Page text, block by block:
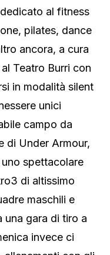
al fitness
pilates, dance
ancora, a cura
Teatro Burri con
in modalità silent
unici
campo da
di Under Armour,
spettacolare
di altissimo
maschili e
una gara di tiro a
invece ci